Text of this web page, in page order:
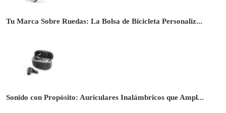
Tu Marca Sobre Ruedas: La Bolsa de Bicicleta Personaliz...
Sonido con Propósito: Auriculares Inalámbricos que Ampl...